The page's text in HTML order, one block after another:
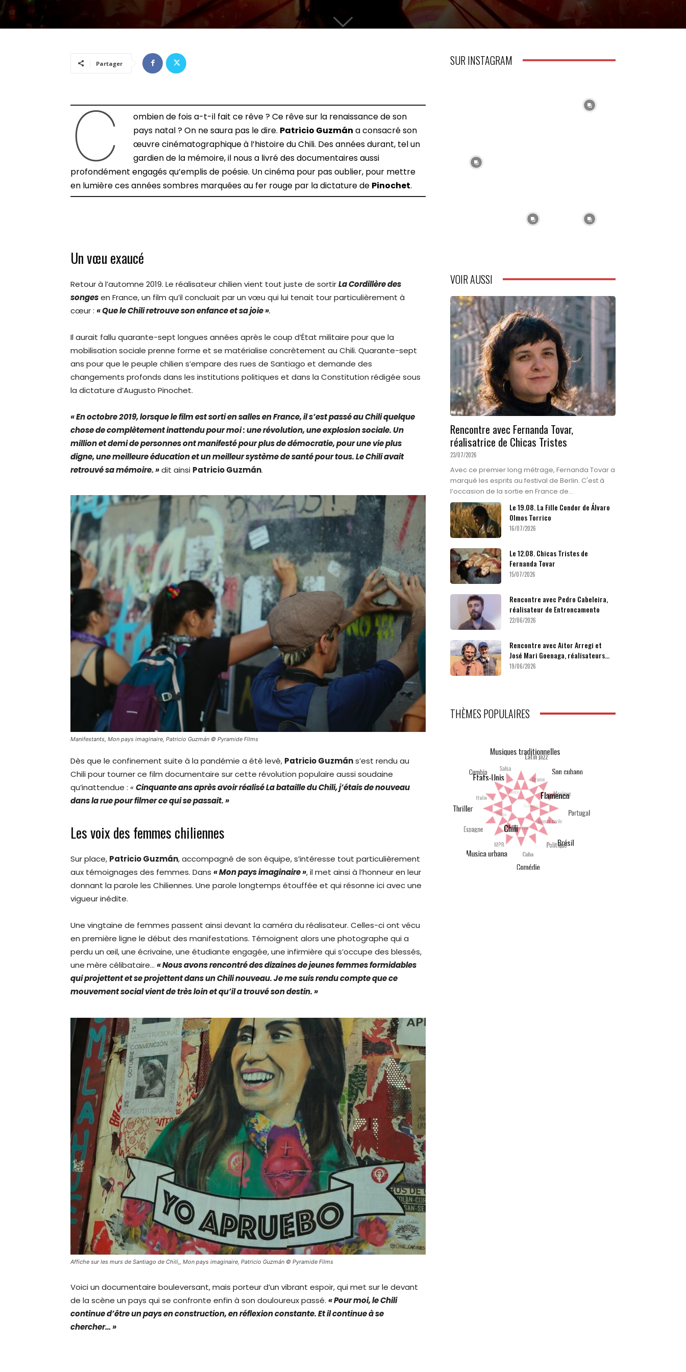
Partager
C
ombien de fois a-t-il fait ce rêve ? Ce rêve sur la renaissance de son
pays natal ? On ne saura pas le dire. Patricio Guzmán a consacré son
œuvre cinématographique à l’histoire du Chili. Des années durant, tel un
gardien de la mémoire, il nous a livré des documentaires aussi
profondément engagés qu’emplis de poésie. Un cinéma pour pas oublier, pour mettre
en lumière ces années sombres marquées au fer rouge par la dictature de Pinochet.
Un vœu exaucé
Retour à l’automne 2019. Le réalisateur chilien vient tout juste de sortirLa Cordillère des
songesen France, un film qu’il concluait par un vœu qui lui tenait tour particulièrement à
cœur : « Que le Chili retrouve son enfance et sa joie ».
Il aurait fallu quarante-sept longues années après le coup d’État militaire pour que la
mobilisation sociale prenne forme et se matérialise concrètement au Chili. Quarante-sept
ans pour que le peuple chilien s’empare des rues de Santiago et demande des
changements profonds dans les institutions politiques et dans la Constitution rédigée sous
la dictature d’Augusto Pinochet.
« En octobre 2019, lorsque le film est sorti en salles en France, il s’est passé au Chili quelque
chose de complètement inattendu pour moi : une révolution, une explosion sociale. Un
million et demi de personnes ont manifesté pour plus de démocratie, pour une vie plus
digne, une meilleure éducation et un meilleur système de santé pour tous. Le Chili avait
retrouvé sa mémoire. »dit ainsi Patricio Guzmán.
Manifestants, Mon pays imaginaire, Patricio Guzmán © Pyramide Films
Dès que le confinement suite à la pandémie a été levé, Patricio Guzmáns’est rendu au
Chili pour tourner ce film documentaire sur cette révolution populaire aussi soudaine
qu’inattendue : «Cinquante ans après avoir réalisé La bataille du Chili, j’étais de nouveau
dans la rue pour filmer ce qui se passait. »
Les voix des femmes chiliennes
Sur place, Patricio Guzmán, accompagné de son équipe, s’intéresse tout particulièrement
aux témoignages des femmes. Dans « Mon pays imaginaire », il met ainsi à l’honneur en leur
donnant la parole les Chiliennes. Une parole longtemps étouffée et qui résonne ici avec une
vigueur inédite.
Une vingtaine de femmes passent ainsi devant la caméra du réalisateur. Celles-ci ont vécu
en première ligne le début des manifestations. Témoignent alors une photographe qui a
perdu un œil, une écrivaine, une étudiante engagée, une infirmière qui s’occupe des blessés,
une mère célibataire… « Nous avons rencontré des dizaines de jeunes femmes formidables
qui projettent et se projettent dans un Chili nouveau. Je me suis rendu compte que ce
mouvement social vient de très loin et qu’il a trouvé son destin. »
Affiche sur les murs de Santiago de Chili,, Mon pays imaginaire, Patricio Guzmán © Pyramide Films
Voici un documentaire bouleversant, mais porteur d’un vibrant espoir, qui met sur le devant
de la scène un pays qui se confronte enfin à son douloureux passé. « Pour moi, le Chili
continue d’être un pays en construction, en réflexion constante. Et il continue à se
chercher… »
SUR INSTAGRAM
VOIR AUSSI
Rencontre avec Fernanda Tovar,
réalisatrice de Chicas Tristes
23/07/2026
Avec ce premier long métrage, Fernanda Tovar a
marqué les esprits au festival de Berlin. C'est à
l’occasion de la sortie en France de...
Le 19.08. La Fille Condor de Álvaro
Olmos Torrico
16/07/2026
Le 12.08. Chicas Tristes de
Fernanda Tovar
15/07/2026
Rencontre avec Pedro Cabeleira,
réalisateur de Entroncamento
22/06/2026
Rencontre avec Aitor Arregi et
José Mari Goenaga, réalisateurs...
19/06/2026
THÈMES POPULAIRES